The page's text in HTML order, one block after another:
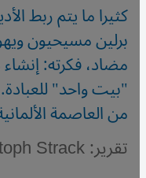
كثيرا ما يتم ربط
برلين مسيحيون
مضاد، فكرته:
"بيت واحد"
من العاصمة
تقرير: Christoph Strack